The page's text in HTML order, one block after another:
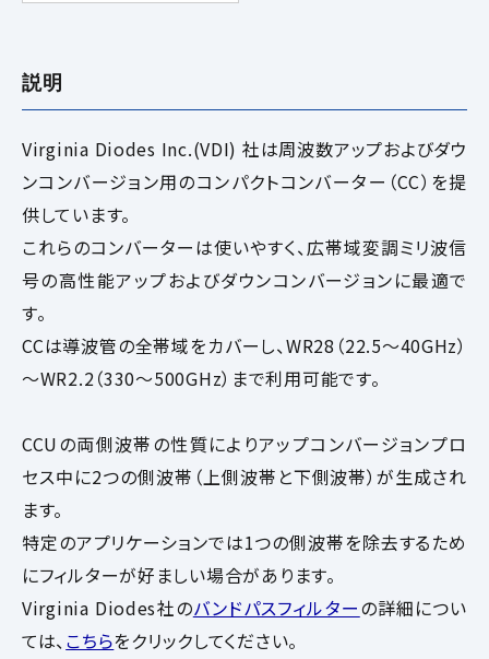
説明
Virginia Diodes Inc.(VDI) 社は周波数アップおよびダウ
ンコンバージョン用のコンパクトコンバーター（CC）を提
供しています。
これらのコンバーターは使いやすく、広帯域変調ミリ波信
号の高性能アップおよびダウンコンバージョンに最適で
す。
CCは導波管の全帯域をカバーし、WR28（22.5～40GHz）
～WR2.2（330～500GHz）まで利用可能です。
CCUの両側波帯の性質によりアップコンバージョンプロ
セス中に2つの側波帯（上側波帯と下側波帯）が生成され
ます。
特定のアプリケーションでは1つの側波帯を除去するため
にフィルターが好ましい場合があります。
Virginia Diodes社のバンドパスフィルターの詳細につい
ては、こちらをクリックしてください。